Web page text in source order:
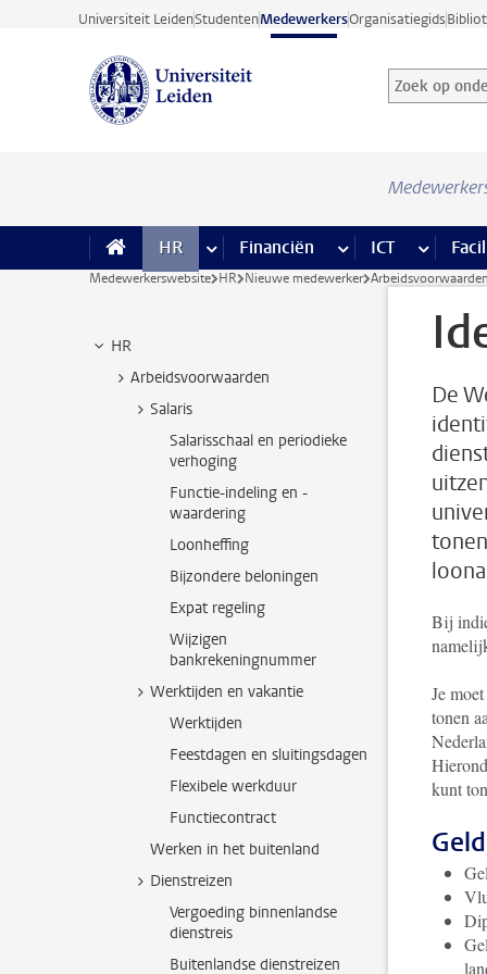
Ga direct naar de inhoud
Universiteit LeidenStudentenMedewerkersOrganisatiegids
Zoek op
Zoekterm
HR meer HR pagina’s
Financiën meer Financiën
ICT meer
Medewerkerswebsite HR Nieuwe medewerker
HR
Arbeidsvoorwaarden
Salaris
Salarisschaal en periodieke
verhoging
Functie-indeling en -
waardering
Loonheffing
Bijzondere beloningen
Expat regeling
Wijzigen
bankrekeningnummer
Werktijden en vakantie
Werktijden
Feestdagen en sluitingsdagen
Flexibele werkduur
Functiecontract
Werken in het buitenland
Dienstreizen
Vergoeding binnenlandse
dienstreis
Buitenlandse dienstreizen
De
Bij
Je
tonen
kunt